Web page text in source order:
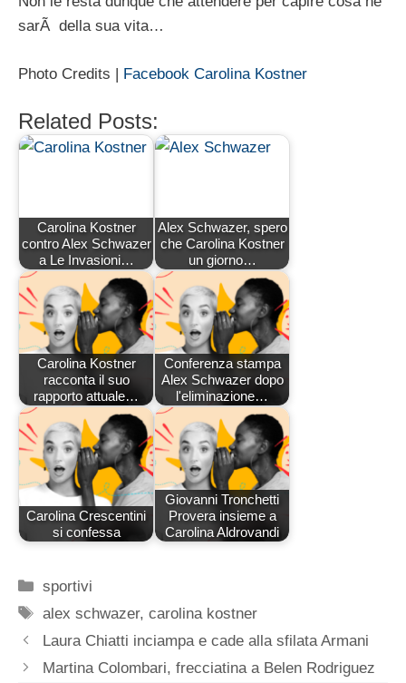
sarÃ della sua vita…
Photo Credits | Facebook Carolina Kostner
Related Posts:
Carolina Kostner
contro Alex Schwazer
a Le Invasioni…
Alex Schwazer, spero
che Carolina Kostner
un giorno…
Carolina Kostner
racconta il suo
rapporto attuale…
Conferenza stampa
Alex Schwazer dopo
l'eliminazione…
Carolina Crescentini
si confessa
Giovanni Tronchetti
Provera insieme a
Carolina Aldrovandi
Categorie
sportivi
Tag
alex schwazer,carolina kostner
Laura Chiatti inciampa e cade alla sfilata Armani
Martina Colombari, frecciatina a Belen Rodriguez